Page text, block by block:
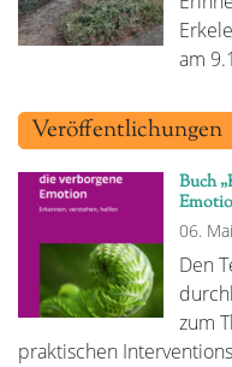
am
Veröffentlichungen
Buch
06.
Den
zum
praktischen